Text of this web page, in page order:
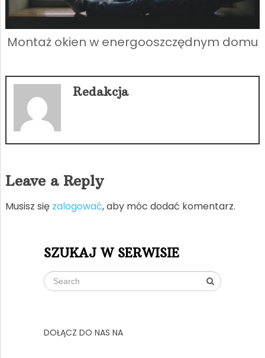
Montaż okien w energooszczędnym domu
Redakcja
Leave a Reply
Musisz się zalogować, aby móc dodać komentarz.
SZUKAJ W SERWISIE
DOŁĄCZ DO NAS NA